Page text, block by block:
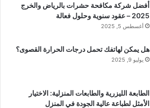
أفضل شركة مكافحة حشرات بالرياض والخرج
2025 – عقود سنوية وحلول فعالة
أغسطس 5, 2025
هل يمكن لهاتفك تحمل درجات الحرارة القصوى؟
يوليو 9, 2025
الطابعة الليزرية والطابعات المنزلية: الاختيار
الأمثل لطباعة عالية الجودة في المنزل